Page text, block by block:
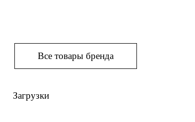
Все товары бренда
Загрузки